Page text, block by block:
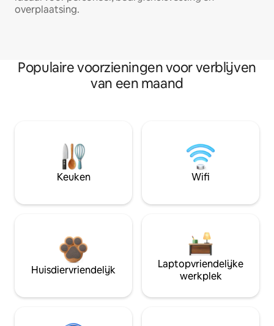
overplaatsing.
Populaire voorzieningen voor verblijven
van een maand
Keuken Wifi
Huisdiervriendelijk
Laptopvriendelijke
werkplek